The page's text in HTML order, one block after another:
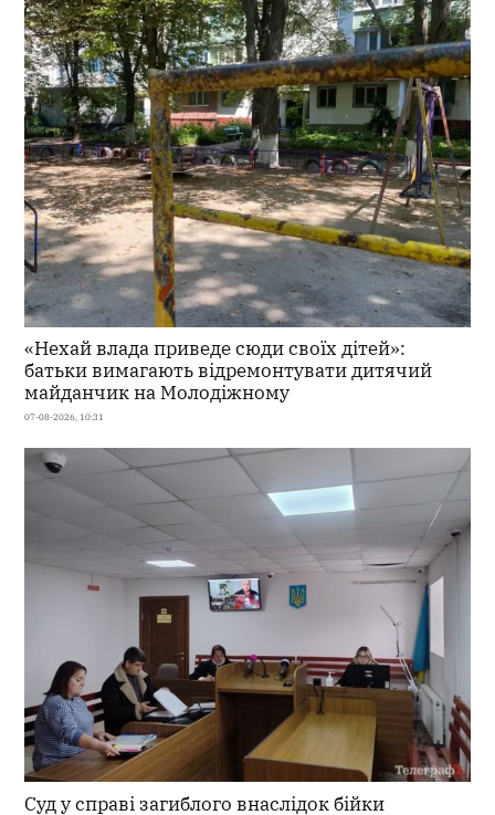
«Нехай влада приведе сюди своїх дітей»:
батьки вимагають відремонтувати дитячий
майданчик на Молодіжному
07-08-2026, 10:31
Суд у справі загиблого внаслідок бійки